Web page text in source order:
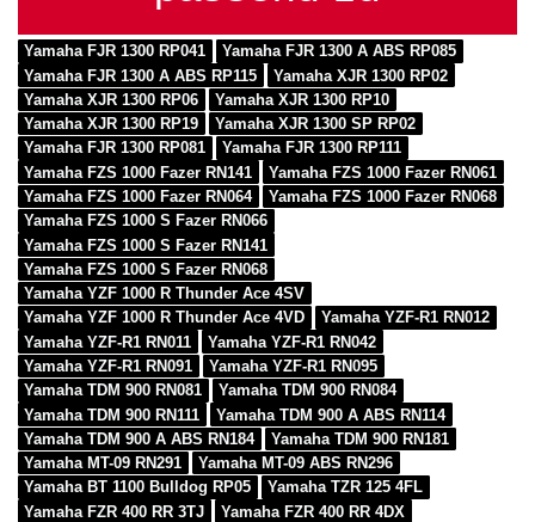
Yamaha FJR 1300 RP041
Yamaha FJR 1300 A ABS RP085
Yamaha FJR 1300 A ABS RP115
Yamaha XJR 1300 RP02
Yamaha XJR 1300 RP06
Yamaha XJR 1300 RP10
Yamaha XJR 1300 RP19
Yamaha XJR 1300 SP RP02
Yamaha FJR 1300 RP081
Yamaha FJR 1300 RP111
Yamaha FZS 1000 Fazer RN141
Yamaha FZS 1000 Fazer RN061
Yamaha FZS 1000 Fazer RN064
Yamaha FZS 1000 Fazer RN068
Yamaha FZS 1000 S Fazer RN066
Yamaha FZS 1000 S Fazer RN141
Yamaha FZS 1000 S Fazer RN068
Yamaha YZF 1000 R Thunder Ace 4SV
Yamaha YZF 1000 R Thunder Ace 4VD
Yamaha YZF-R1 RN012
Yamaha YZF-R1 RN011
Yamaha YZF-R1 RN042
Yamaha YZF-R1 RN091
Yamaha YZF-R1 RN095
Yamaha TDM 900 RN081
Yamaha TDM 900 RN084
Yamaha TDM 900 RN111
Yamaha TDM 900 A ABS RN114
Yamaha TDM 900 A ABS RN184
Yamaha TDM 900 RN181
Yamaha MT-09 RN291
Yamaha MT-09 ABS RN296
Yamaha BT 1100 Bulldog RP05
Yamaha TZR 125 4FL
Yamaha FZR 400 RR 3TJ
Yamaha FZR 400 RR 4DX